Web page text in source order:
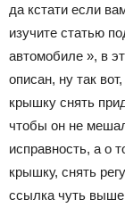
да кстати если
изучите статью
автомобиле », в
описан, ну так
крышку снять
чтобы он не
исправность, а о
крышку, снять
ссылка чуть